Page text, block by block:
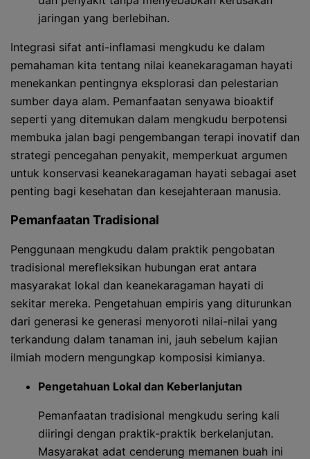
jaringan yang berlebihan.
Integrasi sifat anti-inflamasi mengkudu ke dalam
pemahaman kita tentang nilai keanekaragaman hayati
menekankan pentingnya eksplorasi dan pelestarian
sumber daya alam. Pemanfaatan senyawa bioaktif
seperti yang ditemukan dalam mengkudu berpotensi
membuka jalan bagi pengembangan terapi inovatif dan
strategi pencegahan penyakit, memperkuat argumen
untuk konservasi keanekaragaman hayati sebagai aset
penting bagi kesehatan dan kesejahteraan manusia.
Pemanfaatan Tradisional
Penggunaan mengkudu dalam praktik pengobatan
tradisional merefleksikan hubungan erat antara
masyarakat lokal dan keanekaragaman hayati di
sekitar mereka. Pengetahuan empiris yang diturunkan
dari generasi ke generasi menyoroti nilai-nilai yang
terkandung dalam tanaman ini, jauh sebelum kajian
ilmiah modern mengungkap komposisi kimianya.
Pengetahuan Lokal dan Keberlanjutan
Pemanfaatan tradisional mengkudu sering kali
diiringi dengan praktik-praktik berkelanjutan.
Masyarakat adat cenderung memanen buah ini